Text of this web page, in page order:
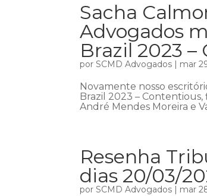
Sacha
Advogados
Brazil 2023
porSCMD Advogados | mar
Novamente nosso
Brazil 2023 – Contentious,
André Mendes Moreira e
Resenha
dias 20/03/
porSCMD Advogados | mar